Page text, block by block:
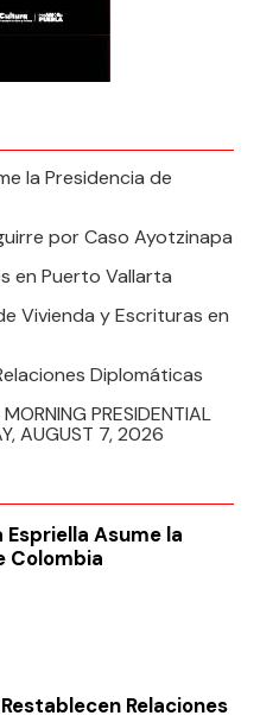
la Presidencia de
por Caso Ayotzinapa
en Puerto Vallarta
Vivienda y Escrituras en
Diplomáticas
PRESIDENTIAL
AUGUST 7, 2026
Asume la
Colombia
Relaciones